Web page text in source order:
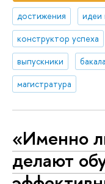
достижения
идеи
конструктор успеха
выпускники
магистратура
«Именно
делают